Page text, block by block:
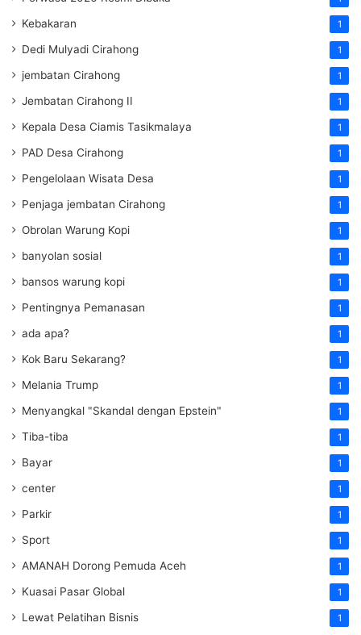
Kebakaran 1
Dedi Mulyadi Cirahong 1
jembatan Cirahong 1
Jembatan Cirahong II 1
Kepala Desa Ciamis Tasikmalaya 1
PAD Desa Cirahong 1
Pengelolaan Wisata Desa 1
Penjaga jembatan Cirahong 1
Obrolan Warung Kopi 1
banyolan sosial 1
bansos warung kopi 1
Pentingnya Pemanasan 1
ada apa? 1
Kok Baru Sekarang? 1
Melania Trump 1
Menyangkal "Skandal dengan Epstein" 1
Tiba-tiba 1
Bayar 1
center 1
Parkir 1
Sport 1
AMANAH Dorong Pemuda Aceh 1
Kuasai Pasar Global 1
Lewat Pelatihan Bisnis 1